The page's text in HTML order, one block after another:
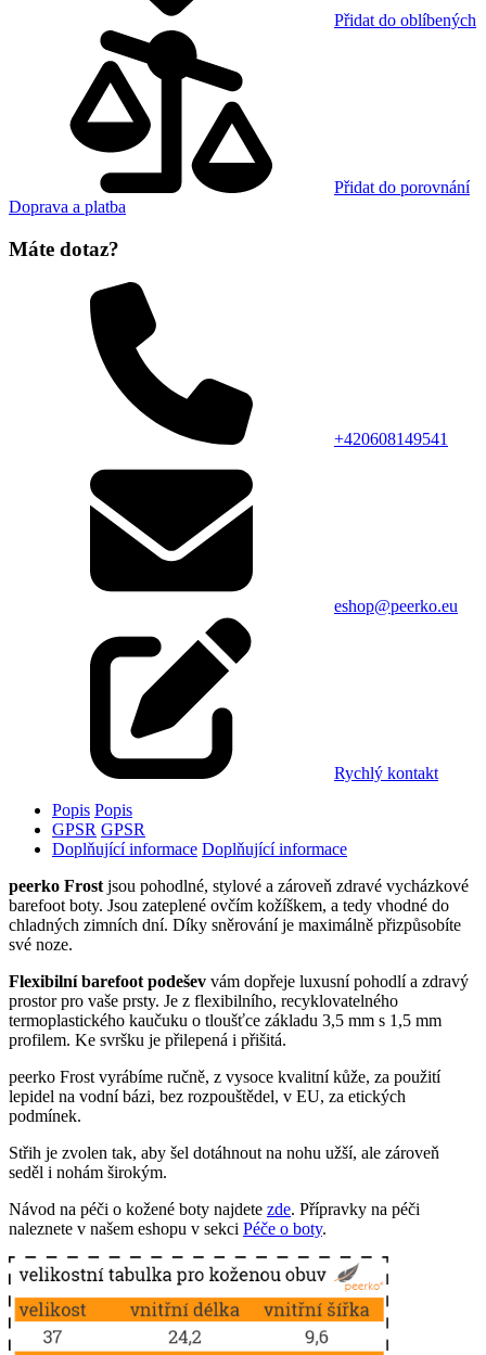
Přidat do oblíbených
Přidat do porovnání
Doprava a platba
Máte dotaz?
+420608149541
eshop@peerko.eu
Rychlý kontakt
Popis Popis
GPSR GPSR
Doplňující informace Doplňující informace
peerko Frost jsou pohodlné, stylové a zároveň zdravé vycházkové
barefoot boty. Jsou zateplené ovčím kožíškem, a tedy vhodné do
chladných zimních dní. Díky sněrování je maximálně přizpůsobíte
své noze.
Flexibilní barefoot podešev vám dopřeje luxusní pohodlí a zdravý
prostor pro vaše prsty. Je z flexibilního, recyklovatelného
termoplastického kaučuku o tloušťce základu 3,5 mm s 1,5 mm
profilem. Ke svršku je přilepená i přišitá.
peerko Frost vyrábíme ručně, z vysoce kvalitní kůže, za použití
lepidel na vodní bázi, bez rozpouštědel, v EU, za etických
podmínek.
Střih je zvolen tak, aby šel dotáhnout na nohu užší, ale zároveň
seděl i nohám širokým.
Návod na péči o kožené boty najdete zde. Přípravky na péči
naleznete v našem eshopu v sekci Péče o boty.